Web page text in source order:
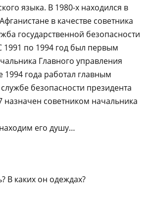
языка. В 1980-х находился в
в качестве советника
государственной безопасности
1991 по 1994 год был первым
Главного управления
года работал главным
безопасности президента
назначен советником начальника
его душу…
В каких он одеждах?